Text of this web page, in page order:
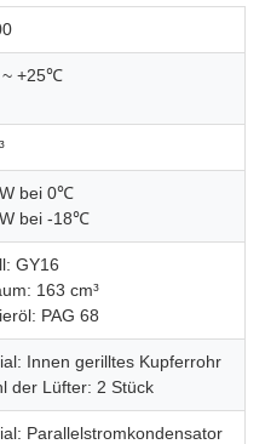
+25℃
bei 0℃
bei -18℃
GY16
163 cm³
PAG 68
Innen gerilltes Kupferrohr
der Lüfter: 2 Stück
Parallelstromkondensator